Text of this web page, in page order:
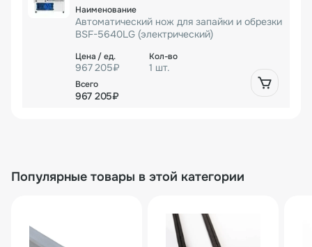
Автоматический нож для запайки и обрезки
BSF-5640LG (электрический)
967 205₽ 1 шт.
967 205₽
Популярные товары в этой категории